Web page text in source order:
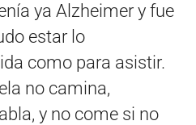
ya Alzheimer y fue
estar lo
como para asistir.
no camina,
y no come si no